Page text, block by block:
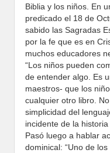
Biblia y los niños. En
predicado el 18 de
sabido las Sagradas
por la fe que es en
muchos educadores
“Los niños pueden
de entender algo. Es
maestros- que los
cualquier otro libro.
simplicidad del
incidente de la
Pasó luego a hablar
dominical: “Uno de